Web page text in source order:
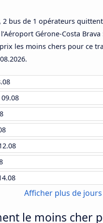
2 bus de 1 opérateurs
Gérone-Costa
les moins chers pour ce
.
09.08
Afficher plus de jours
le moins cher